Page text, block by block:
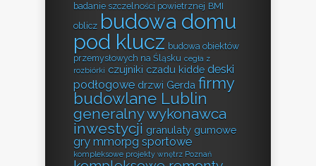
badanie szczelności powietrznej BMI
oblicz budowa domu
pod klucz budowa obiektów
przemysłowych na Śląsku cegła z
rozbiórki czujniki czadu kidde deski
podłogowe drzwi Gerda firmy
budowlane Lublin
generalny wykonawca
inwestycji granulaty gumowe
gry mmorpg sportowe
kompleksowe projekty wnętrz Poznań